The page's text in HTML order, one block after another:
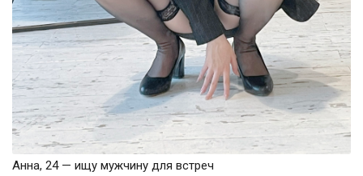
Анна, 24 — ищу мужчину для встреч